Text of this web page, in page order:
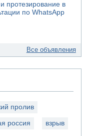
протезирование в
по WhatsApp
Все объявления
пролив
россия взрыв